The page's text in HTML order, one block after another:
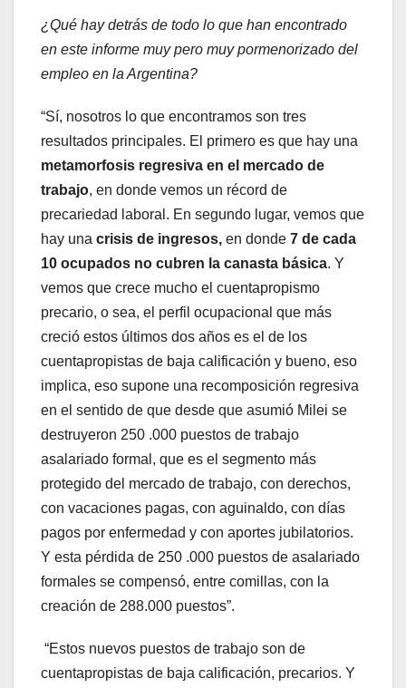
¿Qué haydetrás de todo lo que han encontrado
en este informe muypero muypormenorizado del
empleo en la Argentina?
“Sí, nosotros lo que encontramos son tres
resultados principales. El primero es que hay una
metamorfosis regresiva en el mercado de
trabajo, en donde vemos un récord de
precariedad laboral. En segundo lugar, vemos que
hay una crisis de ingresos, en donde 7 de cada
10 ocupados no cubren la canasta básica. Y
vemos que crece mucho el cuentapropismo
precario, o sea, el perfil ocupacional que más
creció estos últimos dos años es el de los
cuentapropistas de baja calificación y bueno, eso
implica, eso supone una recomposición regresiva
en el sentido de que desde que asumió Milei se
destruyeron 250 .000 puestos de trabajo
asalariado formal, que es el segmento más
protegido del mercado de trabajo, con derechos,
con vacaciones pagas, con aguinaldo, con días
pagos por enfermedad y con aportes jubilatorios.
Y esta pérdida de 250 .000 puestos de asalariado
formales se compensó, entre comillas, con la
creación de 288.000 puestos”.
“Estos nuevos puestos de trabajo son de
cuentapropistas de baja calificación, precarios. Y